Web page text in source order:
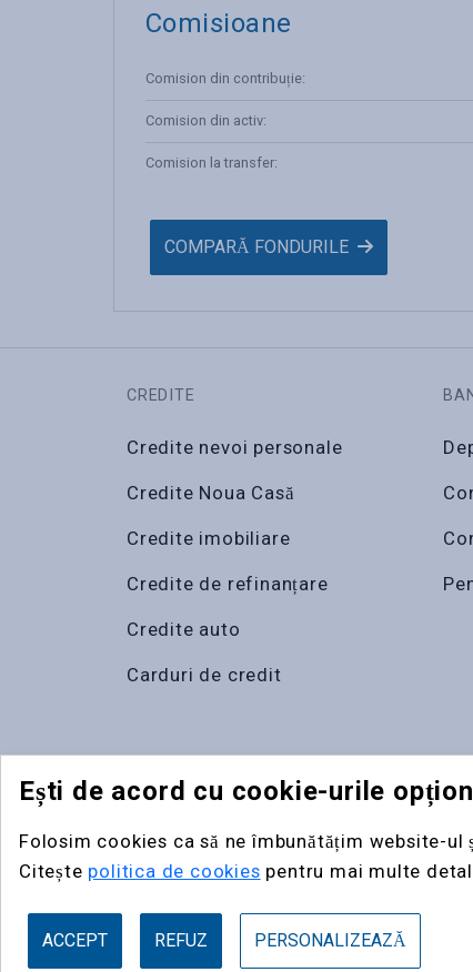
Comisioane
Comision din contribuție:
Comision din activ:
Comision la transfer:
COMPARĂ FONDURILE
CREDITE
Credite nevoi personale
Credite Noua Casă
Credite imobiliare
Credite de refinanțare
Credite auto
Carduri de credit
fin radar
Termeni Confidențialitate Cookies
@Copyright 2026FINRADAR SRL. Toate
Ești de acord cu cookie-urile
Folosim cookies ca să ne îmbunătățim website-
Citește politica de cookies pentru mai multe
ACCEPT REFUZ PERSONALIZEAZĂ